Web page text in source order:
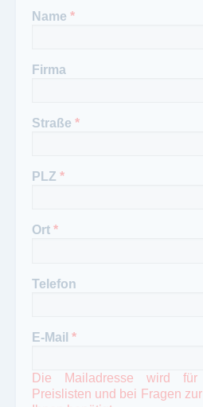
Name *
Firma
Straße *
PLZ *
Ort *
Telefon
E-Mail *
Die Mailadresse wird
Preislisten und bei Fragen